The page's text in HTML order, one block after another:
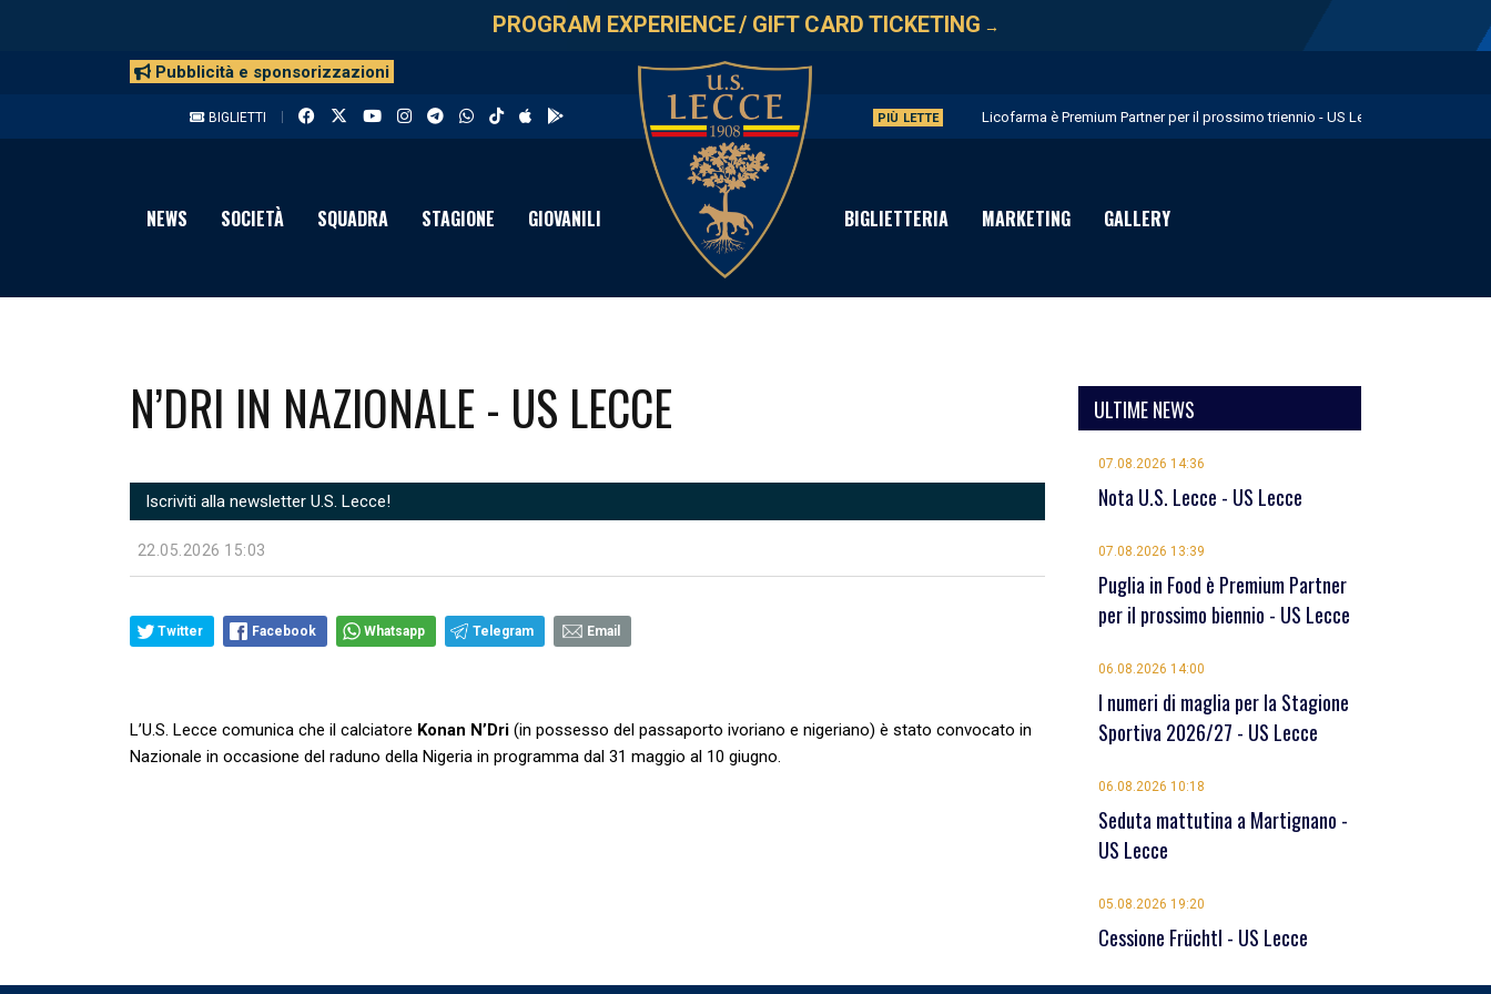
PROGRAM EXPERIENCE/ GIFT CARD TICKETING →
Pubblicità e sponsorizzazioni
BIGLIETTI PIÙ LETTE Licofarma è Premium Partner per il prossimo triennio - US Lecce
Cessione Früchtl - US Lecce
Puglia in Food è Premium Partner per il prossimo biennio - US Lecce
NEWS SOCIETÀ SQUADRA STAGIONE GIOVANILI BIGLIETTERIA MARKETING GALLERY
N’DRI IN NAZIONALE - US LECCE
Iscriviti alla newsletter U.S. Lecce!
22.05.2026 15:03
Twitter Facebook Whatsapp Telegram Email
L’U.S. Lecce comunica che il calciatore Konan N’Dri (in possesso del passaporto ivoriano e nigeriano) è stato convocato in
Nazionale in occasione del raduno della Nigeria in programma dal 31 maggio al 10 giugno.
ULTIME NEWS
07.08.2026 14:36
Nota U.S. Lecce - US Lecce
07.08.2026 13:39
Puglia in Food è Premium Partner
per il prossimo biennio - US Lecce
06.08.2026 14:00
I numeri di maglia per la Stagione
Sportiva 2026/27 - US Lecce
06.08.2026 10:18
Seduta mattutina a Martignano -
US Lecce
05.08.2026 19:20
Cessione Früchtl - US Lecce